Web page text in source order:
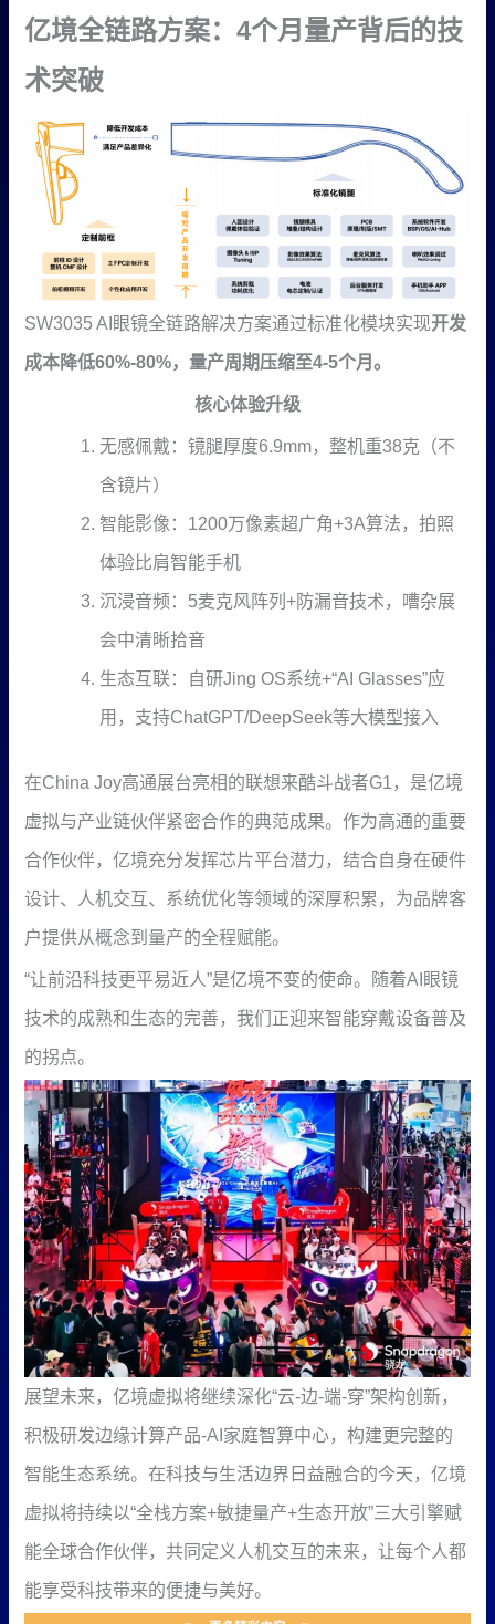
亿境全链路方案：4个月量产背后的技
术突破
SW3035 AI眼镜全链路解决方案通过标准化模块实现开发
成本降低60%-80%，量产周期压缩至4-5个月。
核心体验升级
无感佩戴：镜腿厚度6.9mm，整机重38克（不
含镜片）
智能影像：1200万像素超广角+3A算法，拍照
体验比肩智能手机
沉浸音频：5麦克风阵列+防漏音技术，嘈杂展
会中清晰拾音
生态互联：自研Jing OS系统+“AI Glasses”应
用，支持ChatGPT/DeepSeek等大模型接入
在China Joy高通展台亮相的联想来酷斗战者G1，是亿境
虚拟与产业链伙伴紧密合作的典范成果。作为高通的重要
合作伙伴，亿境充分发挥芯片平台潜力，结合自身在硬件
设计、人机交互、系统优化等领域的深厚积累，为品牌客
户提供从概念到量产的全程赋能。
“让前沿科技更平易近人”是亿境不变的使命。随着AI眼镜
技术的成熟和生态的完善，我们正迎来智能穿戴设备普及
的拐点。
展望未来，亿境虚拟将继续深化“云-边-端-穿”架构创新，
积极研发边缘计算产品-AI家庭智算中心，构建更完整的
智能生态系统。在科技与生活边界日益融合的今天，亿境
虚拟将持续以“全栈方案+敏捷量产+生态开放”三大引擎赋
能全球合作伙伴，共同定义人机交互的未来，让每个人都
能享受科技带来的便捷与美好。